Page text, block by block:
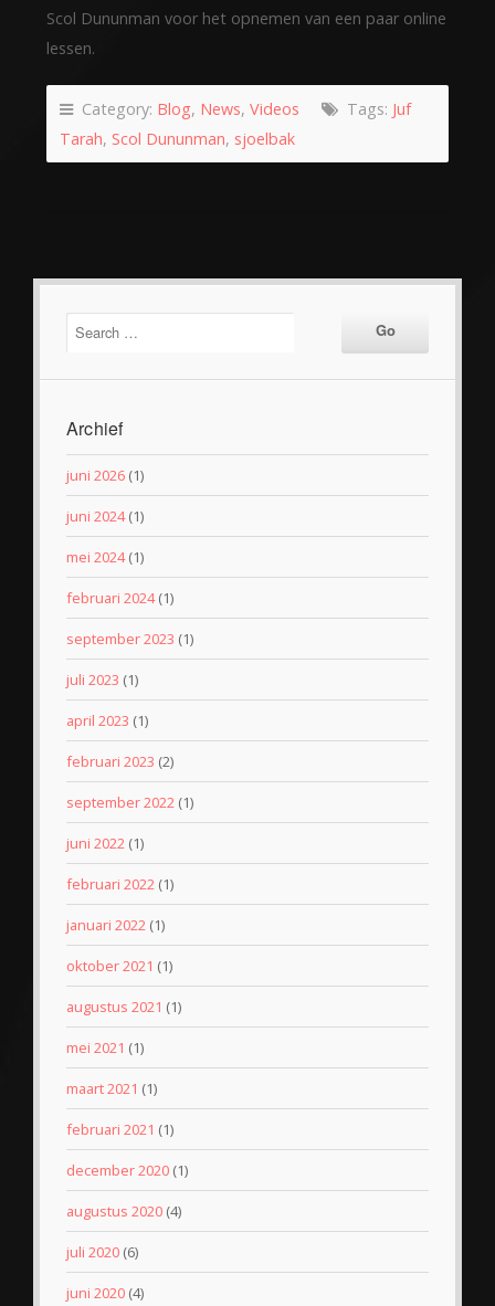
Scol Dununman voor het opnemen van een paar online
lessen.
Category: Blog, News, Videos Tags: Juf
Tarah, Scol Dununman, sjoelbak
Archief
juni 2026 (1)
juni 2024(1)
mei 2024(1)
februari 2024(1)
september 2023 (1)
juli 2023 (1)
april 2023 (1)
februari 2023 (2)
september 2022 (1)
juni 2022 (1)
februari 2022 (1)
januari 2022 (1)
oktober 2021 (1)
augustus 2021 (1)
mei 2021 (1)
maart 2021 (1)
februari 2021 (1)
december 2020 (1)
augustus 2020 (4)
juli 2020 (6)
juni 2020 (4)